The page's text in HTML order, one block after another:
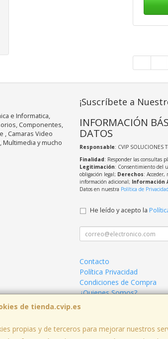
de tienda.cvip.es
propias y de terceros para mejorar nuestros
e Informatica,
Componentes,
, Camaras Video
Multimedia y mucho
¡Suscríbete a
INFORMACIÓN
DATOS
Responsable: CVIP SOLUCIONES
Finalidad: Responder las consultas
Legitimación: Consentimiento del
obligación legal; Derechos:
información adicional; Información
Datos en nuestra Política de Privacidad
He leído y acepto la
Contacto
Política Privacidad
Condiciones de Compra
¿Quienes Somos?